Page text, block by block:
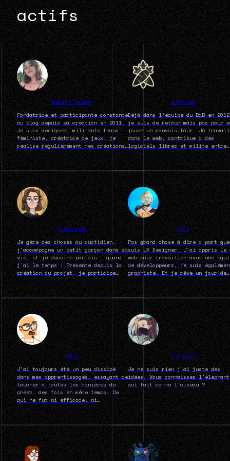
actifs
Menica Folden
Fondatrice et participante constante
au blog depuis sa création en 2011.
Je suis designer, militante trans
féministe, créatrice de jeux, je
réalise régulièrement mes créations
AntoineÐ
Déjà dans l’équipe du BàB en
je suis de retour mais pas pour
jouer un mauvais tour… Je
dans le web, contribue à des
logiciels libres et milite entre
Lulucinda
Je gère des choses au quotidien,
j'accompagne un petit garçon dans sa
vie, et je dessine parfois - quand
j'ai le temps ! Présente depuis la
création du projet, je participe
Nelz
Pas grand chose à dire a part
suis UX Designer. J'ai appris le
web pour travailler avec une
de développeurs, je suis
graphiste. Et je rêve un jour de
équipe du Blog aussi. Et
en faire mon projet pro par la
suite. Finalement, il y avait des
choses à dire...
Adzy
J’ai toujours été un peu dissipé
dans mes apprentissages, essayant de
toucher à toutes les manières de
créer, des fois en même temps. Ce
qui ne fut ni efficace, ni
et l’écriture.
Shilderi
Je ne suis rien j'ai juste des
idées. Vous connaissez l'élephant
qui fait comme l'oiseau ?